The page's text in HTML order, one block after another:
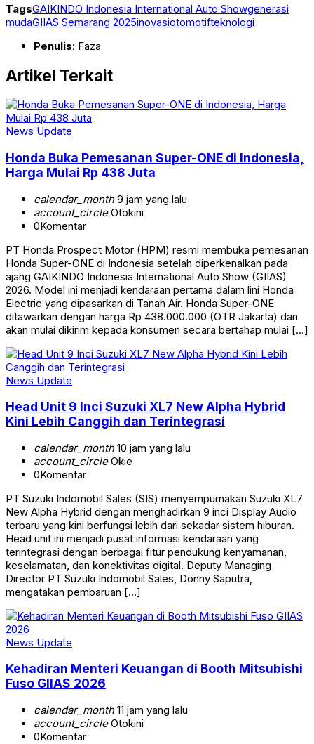
TagsGAIKINDO Indonesia International Auto Showgenerasi
mudaGIIAS Semarang 2025inovasiotomotifteknologi
Penulis: Faza
Artikel Terkait
News Update
Honda Buka Pemesanan Super-ONE di Indonesia,
Harga Mulai Rp 438 Juta
calendar_month9 jam yang lalu
account_circleOtokini
0Komentar
PT Honda Prospect Motor (HPM) resmi membuka pemesanan
Honda Super-ONE di Indonesia setelah diperkenalkan pada
ajang GAIKINDO Indonesia International Auto Show (GIIAS)
2026. Model ini menjadi kendaraan pertama dalam lini Honda
Electric yang dipasarkan di Tanah Air. Honda Super-ONE
ditawarkan dengan harga Rp 438.000.000 (OTR Jakarta) dan
akan mulai dikirim kepada konsumen secara bertahap mulai […]
News Update
Head Unit 9 Inci Suzuki XL7 New Alpha Hybrid
Kini Lebih Canggih dan Terintegrasi
calendar_month10 jam yang lalu
account_circleOkie
0Komentar
PT Suzuki Indomobil Sales (SIS) menyempurnakan Suzuki XL7
New Alpha Hybrid dengan menghadirkan 9 inci Display Audio
terbaru yang kini berfungsi lebih dari sekadar sistem hiburan.
Head unit ini menjadi pusat informasi kendaraan yang
terintegrasi dengan berbagai fitur pendukung kenyamanan,
keselamatan, dan konektivitas digital. Deputy Managing
Director PT Suzuki Indomobil Sales, Donny Saputra,
mengatakan pembaruan […]
News Update
Kehadiran Menteri Keuangan di Booth Mitsubishi
Fuso GIIAS 2026
calendar_month11 jam yang lalu
account_circleOtokini
0Komentar